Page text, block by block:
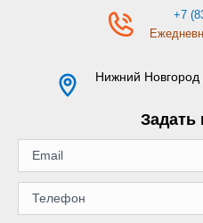
+7
Нижний Новгород
Задать